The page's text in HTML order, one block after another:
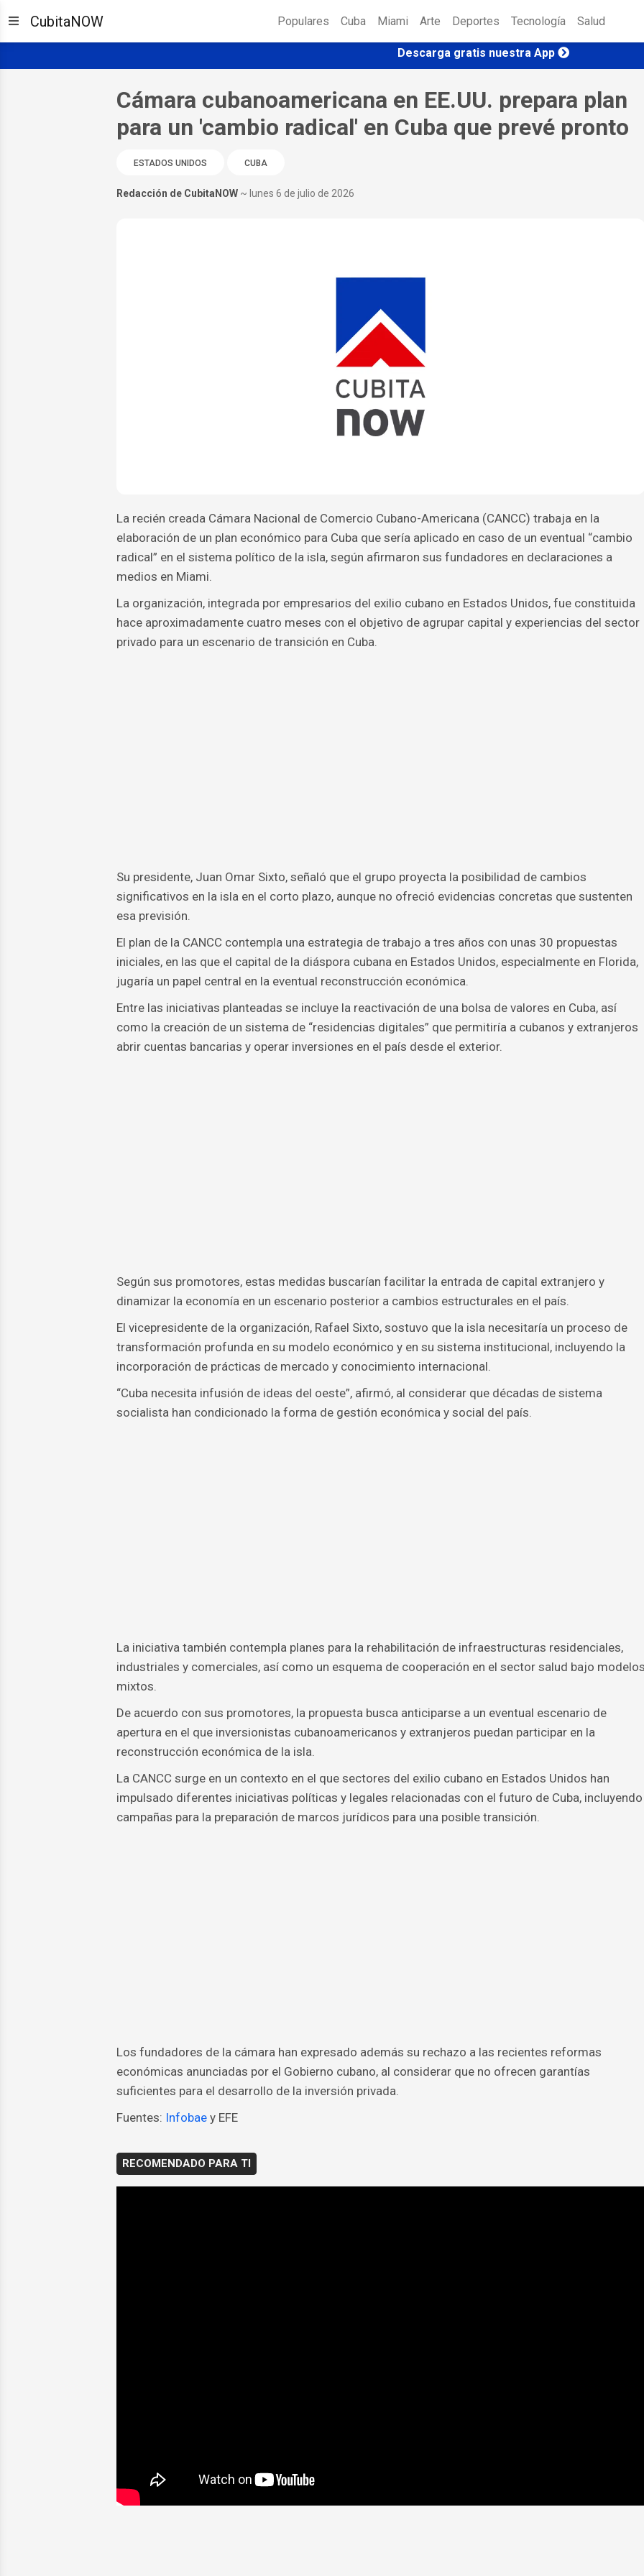
CubitaNOW Populares Cuba Miami Arte Deportes Tecnología Salud
Descarga gratis nuestra App
Cámara cubanoamericana en EE.UU. prepara plan
para un 'cambio radical' en Cuba que prevé pronto
ESTADOS UNIDOS CUBA
Redacción de CubitaNOW ~ lunes 6 de julio de 2026
La recién creada Cámara Nacional de Comercio Cubano-Americana (CANCC) trabaja en la
elaboración de un plan económico para Cuba que sería aplicado en caso de un eventual “cambio
radical” en el sistema político de la isla, según afirmaron sus fundadores en declaraciones a
medios en Miami.
La organización, integrada por empresarios del exilio cubano en Estados Unidos, fue constituida
hace aproximadamente cuatro meses con el objetivo de agrupar capital y experiencias del sector
privado para un escenario de transición en Cuba.
Su presidente, Juan Omar Sixto, señaló que el grupo proyecta la posibilidad de cambios
significativos en la isla en el corto plazo, aunque no ofreció evidencias concretas que sustenten
esa previsión.
El plan de la CANCC contempla una estrategia de trabajo a tres años con unas 30 propuestas
iniciales, en las que el capital de la diáspora cubana en Estados Unidos, especialmente en Florida,
jugaría un papel central en la eventual reconstrucción económica.
Entre las iniciativas planteadas se incluye la reactivación de una bolsa de valores en Cuba, así
como la creación de un sistema de “residencias digitales” que permitiría a cubanos y extranjeros
abrir cuentas bancarias y operar inversiones en el país desde el exterior.
Según sus promotores, estas medidas buscarían facilitar la entrada de capital extranjero y
dinamizar la economía en un escenario posterior a cambios estructurales en el país.
El vicepresidente de la organización, Rafael Sixto, sostuvo que la isla necesitaría un proceso de
transformación profunda en su modelo económico y en su sistema institucional, incluyendo la
incorporación de prácticas de mercado y conocimiento internacional.
“Cuba necesita infusión de ideas del oeste”, afirmó, al considerar que décadas de sistema
socialista han condicionado la forma de gestión económica y social del país.
La iniciativa también contempla planes para la rehabilitación de infraestructuras residenciales,
industriales y comerciales, así como un esquema de cooperación en el sector salud bajo
mixtos.
De acuerdo con sus promotores, la propuesta busca anticiparse a un eventual escenario de
apertura en el que inversionistas cubanoamericanos y extranjeros puedan participar en la
reconstrucción económica de la isla.
La CANCC surge en un contexto en el que sectores del exilio cubano en Estados Unidos han
impulsado diferentes iniciativas políticas y legales relacionadas con el futuro de Cuba, incluyendo
campañas para la preparación de marcos jurídicos para una posible transición.
Los fundadores de la cámara han expresado además su rechazo a las recientes reformas
económicas anunciadas por el Gobierno cubano, al considerar que no ofrecen garantías
suficientes para el desarrollo de la inversión privada.
Fuentes: Infobaey EFE
RECOMENDADO PARA TI